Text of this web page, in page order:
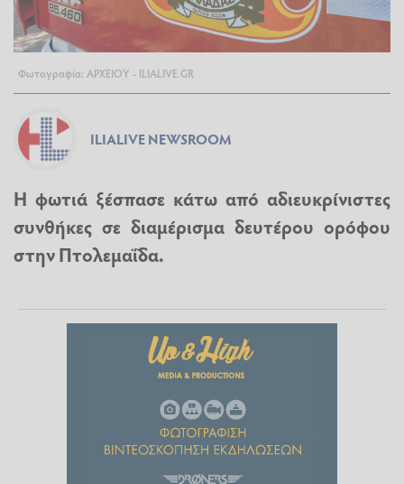
Φωτογραφία: ΑΡΧΕΙΟΥ - ILIALIVE.GR
ILIALIVE NEWSROOM
Η φωτιά ξέσπασε κάτω από αδιευκρίνιστες
συνθήκες σε διαμέρισμα δευτέρου ορόφου
στην Πτολεμαΐδα.